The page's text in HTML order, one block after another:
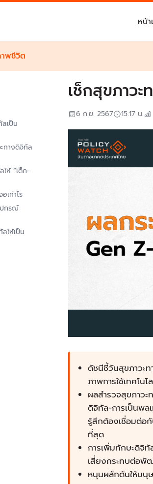
หน้
พชีวิต
ลเป็น
ทางดิจิทัล
ห้ “เด็ก-
เท่าไร
ปกรณ์
ให้เป็น
เช็กสุขภาว
6 ก.ย. 2567 15:17 น.
ดัชนีชี้วันสุขภาวะ
ภาพการใช้เทคโน
ผลสำรวจสุขภาว
ดิจิทัล-การเป็นพ
รู้สึกต้องเชื่อมต่อ
ที่สุด
การเพิ่มทักษะดิจิทั
เสี่ยงกระทบต่อพั
หนุนผลักดันให้มนุ